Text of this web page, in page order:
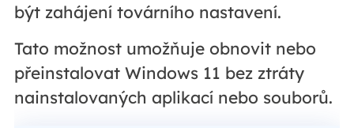
být zahájení továrního nastavení.
Tato možnost umožňuje obnovit nebo
přeinstalovat Windows 11 bez ztráty
nainstalovaných aplikací nebo souborů.